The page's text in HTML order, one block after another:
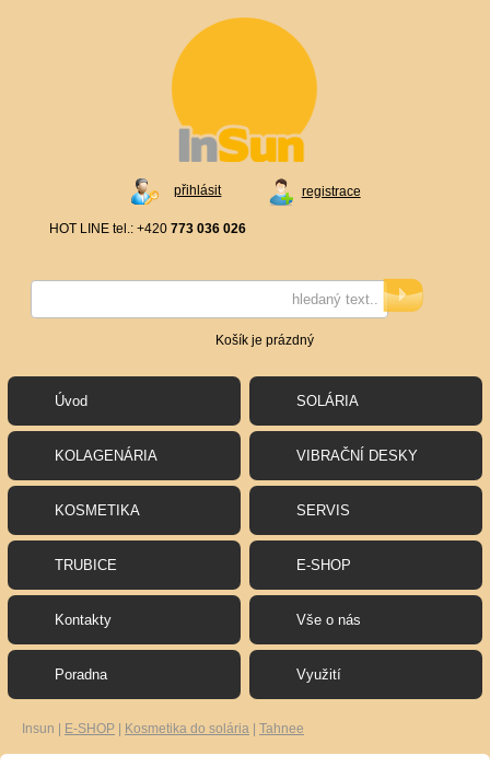
registrace
přihlásit
HOT LINE tel.: +420 773 036 026
Košík je prázdný
Úvod SOLÁRIA
KOLAGENÁRIA VIBRAČNÍ DESKY
KOSMETIKA SERVIS
TRUBICE E-SHOP
Kontakty Vše o nás
Poradna Využití
Insun E-SHOP Kosmetika do solária Tahnee